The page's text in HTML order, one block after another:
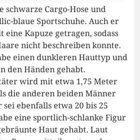
schwarze Cargo-Hose und
blaue Sportschuhe. Auch er
eine Kapuze getragen, sodass
nicht beschreiben konnte.
einen dunkleren Hauttyp und
den Händen gehabt.
wird mit etwa 1,75 Meter
die anderen beiden Männer
ebenfalls etwa 20 bis 25
eine sportlich-schlanke Figur
Haut gehabt. Laut